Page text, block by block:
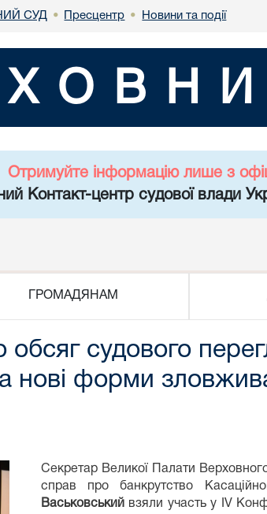
СУД • Пресцентр • Новини та події
Отримуйте інформацію лише з
Контакт-центр судової влади
ГРОМАДЯНАМ
обсяг судового
нові форми
Секретар Великої Палати
справ про банкрутство
Васьковськийвзяли участь у IV